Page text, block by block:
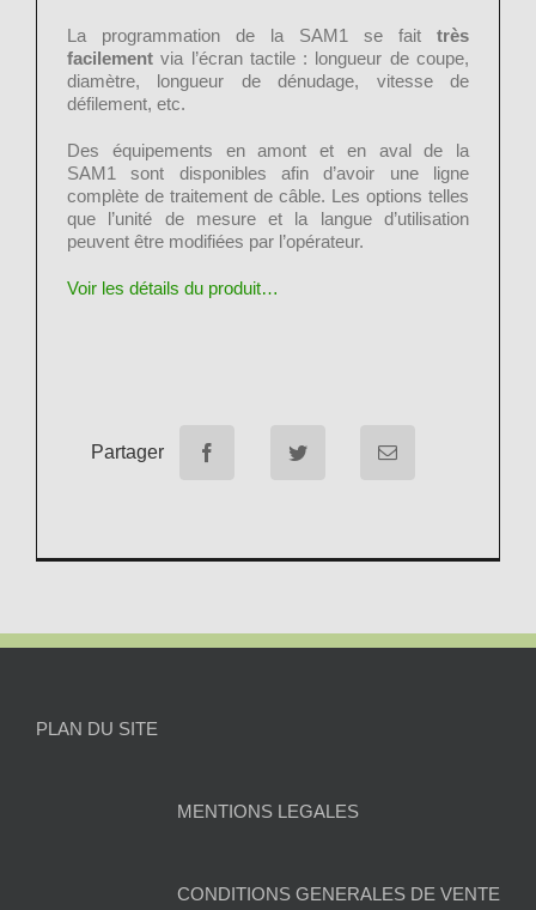
La programmation de la SAM1 se fait très
facilementvia l’écran tactile : longueur de coupe,
diamètre, longueur de dénudage, vitesse de
défilement, etc.
Des équipements en amont et en aval de la
SAM1 sont disponibles afin d’avoir une ligne
complète de traitement de câble. Les options telles
que l’unité de mesure et la langue d’utilisation
peuvent être modifiées par l’opérateur.
Voir les détails du produit…
Partager
PLAN DU SITE
MENTIONS LEGALES
CONDITIONS GENERALES DE VENTE